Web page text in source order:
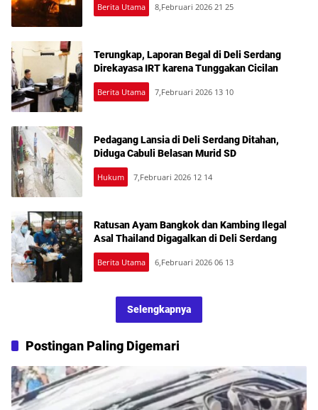
Berita Utama 8,Februari 2026 21 25
Terungkap, Laporan Begal di Deli Serdang
Direkayasa IRT karena Tunggakan Cicilan
Berita Utama 7,Februari 2026 13 10
Pedagang Lansia di Deli Serdang Ditahan,
Diduga Cabuli Belasan Murid SD
Hukum 7,Februari 2026 12 14
Ratusan Ayam Bangkok dan Kambing Ilegal
Asal Thailand Digagalkan di Deli Serdang
Berita Utama 6,Februari 2026 06 13
Selengkapnya
Postingan Paling Digemari